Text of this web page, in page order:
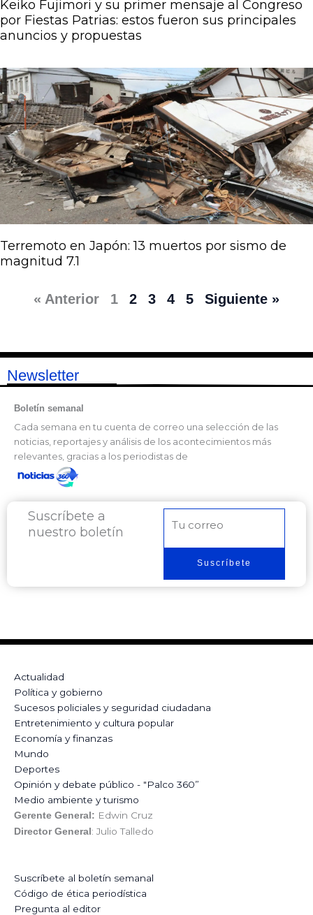
Keiko Fujimori y su primer mensaje al Congreso
por Fiestas Patrias: estos fueron sus principales
anuncios y propuestas
Terremoto en Japón: 13 muertos por sismo de
magnitud 7.1
« Anterior 1 2 3 4 5 Siguiente »
Newsletter
Boletín semanal
Cada semana en tu cuenta de correo una selección de las
noticias, reportajes y análisis de los acontecimientos más
relevantes, gracias a los periodistas de
Suscríbete a
nuestro boletín
electrónico
Suscríbete
Actualidad
Política y gobierno
Sucesos policiales y seguridad ciudadana
Entretenimiento y cultura popular
Economía y finanzas
Mundo
Deportes
Opinión y debate público - "Palco 360”
Medio ambiente y turismo
Gerente General: Edwin Cruz
Director General : Julio Talledo
Suscríbete al boletín semanal
Código de ética periodística
Pregunta al editor